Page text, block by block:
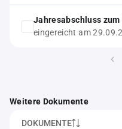
Jahresabschluss
eingereicht am
Weitere Dokumente
DOKUMENTE